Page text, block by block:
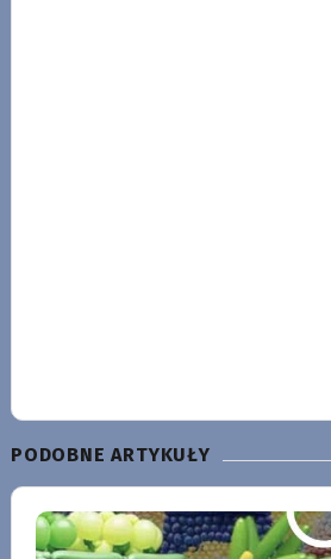
PODOBNE ARTYKUŁY